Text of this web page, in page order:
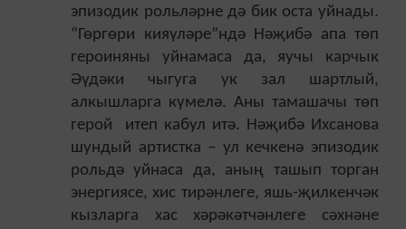
эпизодик рольләрне дә бик оста уйнады.
“Гөргөри кияүләре”ндә Нә­җи­бә апа төп
героиняны уйнамаса да, яучы карчык
Әүдәки чыгуга ук зал шартлый,
алкышларга күмелә. Аны тамашачы төп
герой итеп кабул итә. Нәҗибә Ихсанова
шундый артистка – ул кечкенә эпизодик
рольдә уйнаса да, аның ташып торган
энергиясе, хис тирәнлеге, яшь-җилкенчәк
кызларга хас хә­рәкәтчәнлеге сәхнәне